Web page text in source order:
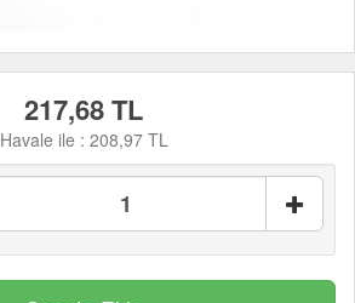
217,68 TL
Havale ile : 208,97 TL